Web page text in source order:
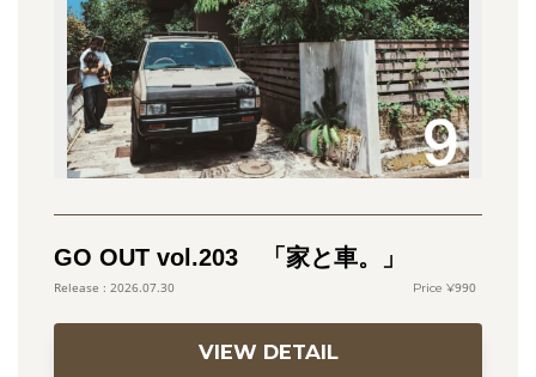
GO OUT vol.203 「家と車。」
2026.07.30 990
VIEW DETAIL